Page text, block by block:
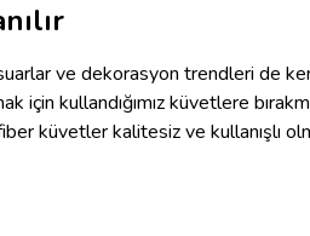
ve dekorasyon trendleri de
için kullandığımız küvetlere
küvetler kalitesiz ve kullanışlı